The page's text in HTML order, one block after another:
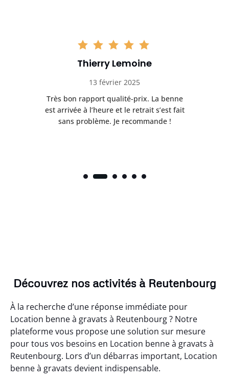
Thierry Lemoine
13 février 2025
Très bon rapport qualité-prix. La benne
est arrivée à l’heure et le retrait s’est fait
sans problème. Je recommande !
Découvrez nos activités à Reutenbourg
À la recherche d’une réponse immédiate pour
Location benne à gravats à Reutenbourg ? Notre
plateforme vous propose une solution sur mesure
pour tous vos besoins en Location benne à gravats à
Reutenbourg. Lors d’un débarras important, Location
benne à gravats devient indispensable.